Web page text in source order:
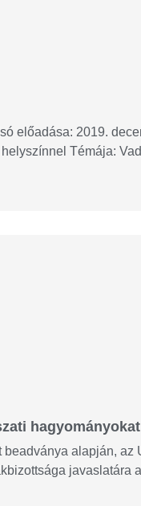
előadása: 2019.
Témája:
hagyományokat
alapján, az
javaslatára